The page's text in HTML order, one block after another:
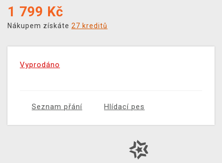
1 799 Kč
Nákupem získáte 27 kreditů
Vyprodáno
Seznam přání Hlídací pes